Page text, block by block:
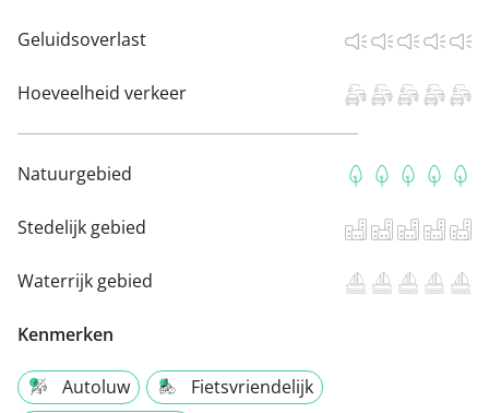
Geluidsoverlast
Hoeveelheid verkeer
Natuurgebied
Stedelijk gebied
Waterrijk gebied
Kenmerken
Autoluw Fietsvriendelijk